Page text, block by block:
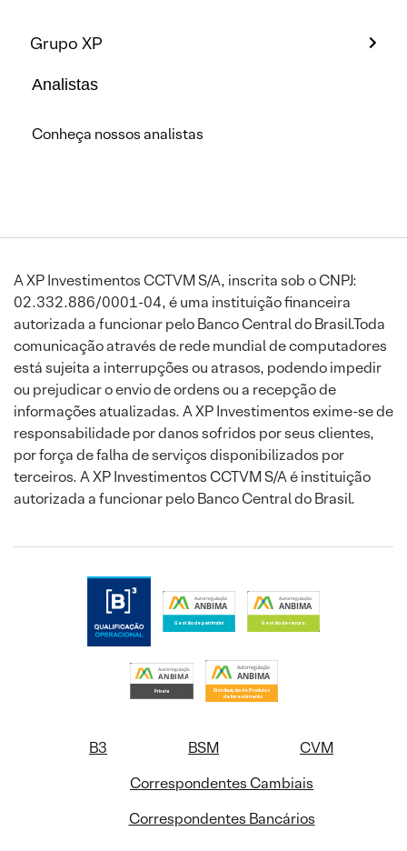
Grupo XP
Analistas
Conheça nossos analistas
A XP Investimentos CCTVM S/A, inscrita sob o CNPJ:
02.332.886/0001-04, é uma instituição financeira
autorizada a funcionar pelo Banco Central do Brasil.Toda
comunicação através de rede mundial de computadores
está sujeita a interrupções ou atrasos, podendo impedir
ou prejudicar o envio de ordens ou a recepção de
informações atualizadas. A XP Investimentos exime-se de
responsabilidade por danos sofridos por seus clientes,
por força de falha de serviços disponibilizados por
terceiros. A XP Investimentos CCTVM S/A é instituição
autorizada a funcionar pelo Banco Central do Brasil.
B3 BSM
CVM
Correspondentes Cambiais
Correspondentes Bancários